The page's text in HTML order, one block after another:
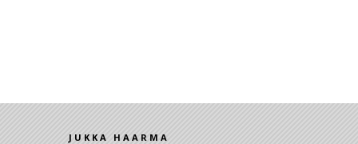
JUKKA HAARMA